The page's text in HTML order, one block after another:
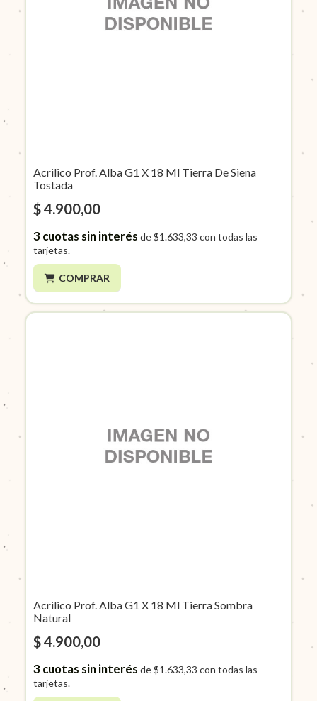
Acrilico Prof. Alba G1 X 18 Ml Tierra De Siena
Tostada
$ 4.900,00
3cuotas sin interés de$1.633,33 con todas las
tarjetas.
COMPRAR
Acrilico Prof. Alba G1 X 18 Ml Tierra Sombra
Natural
$ 4.900,00
3cuotas sin interés de$1.633,33 con todas las
tarjetas.